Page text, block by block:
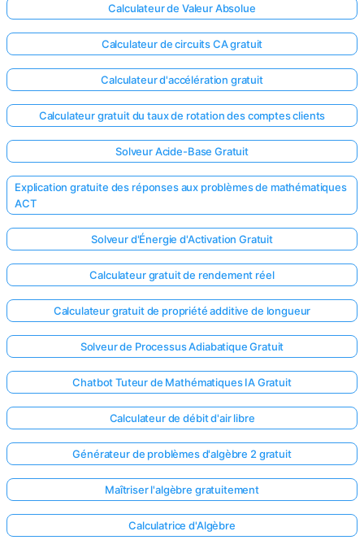
Calculateur de Valeur Absolue
Calculateur de circuits CA gratuit
Calculateur d'accélération gratuit
Calculateur gratuit du taux de rotation des comptes clients
Solveur Acide-Base Gratuit
Explication gratuite des réponses aux problèmes de mathématiques
ACT
Solveur d'Énergie d'Activation Gratuit
Calculateur gratuit de rendement réel
Calculateur gratuit de propriété additive de longueur
Solveur de Processus Adiabatique Gratuit
Chatbot Tuteur de Mathématiques IA Gratuit
Calculateur de débit d'air libre
Générateur de problèmes d'algèbre 2 gratuit
Maîtriser l'algèbre gratuitement
Calculatrice d'Algèbre